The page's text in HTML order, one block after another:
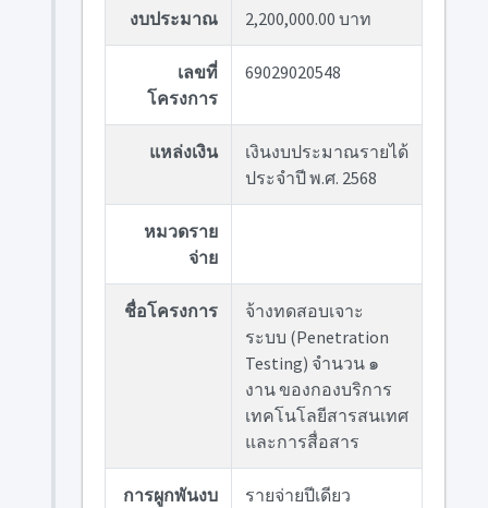
งบประมาณ 2,200,000.00 บาท
เลขที่
โครงการ
69029020548
แหล่งเงิน
เงินงบประมาณรายได้
ประจำปี พ.ศ. 2568
หมวดราย
จ่าย
ชื่อโครงการ
จ้างทดสอบเจาะ
ระบบ (Penetration
Testing) จำนวน ๑
งาน ของกองบริการ
เทคโนโลยีสารสนเทศ
และการสื่อสาร
การผูกพันงบ
รายจ่ายปีเดียว